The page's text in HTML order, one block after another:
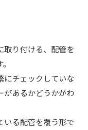
取り付ける、配管を
にチェックしていな
があるかどうかがわ
いる配管を覆う形で